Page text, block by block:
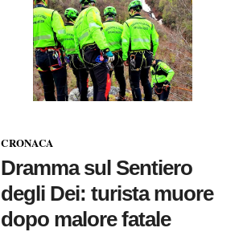
CRONACA
Dramma sul Sentiero
degli Dei: turista muore
dopo malore fatale